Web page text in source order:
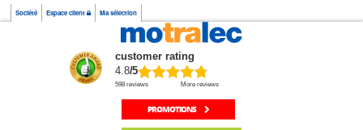
Société Espace client Ma sélection
customer rating
4.8/5
598 reviews More reviews
PROMOTIONS